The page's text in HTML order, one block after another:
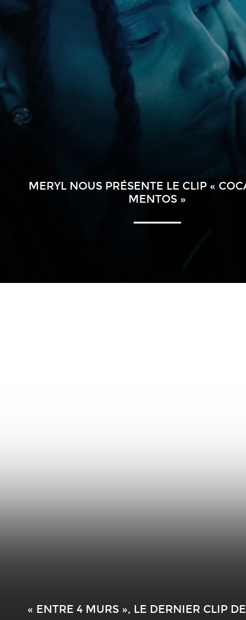
MERYL NOUS PRÉSENTE LE CLIP «
MENTOS »
« ENTRE 4 MURS », LE DERNIER CLIP